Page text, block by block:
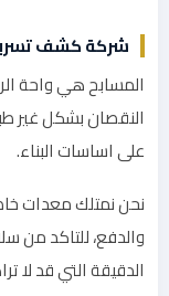
شركة كشف
المسابح هي واحة
النقصان بشكل غير
على اساسات البناء.
نحن نمتلك معدات
والدفع، للتاكد من
الدقيقة التي قد لا